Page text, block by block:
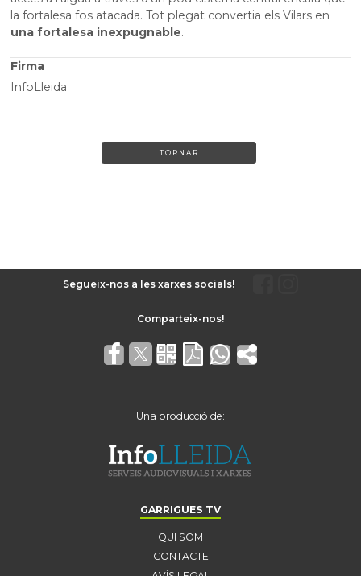
la fortalesa fos atacada. Tot plegat convertia els Vilars en
una fortalesa inexpugnable.
Firma
InfoLleida
TORNAR
Segueix-nos a les xarxes socials!
Una producció de:
GARRIGUES TV
QUI SOM
CONTACTE